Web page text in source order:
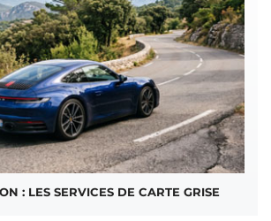
: LES SERVICES DE CARTE GRISE